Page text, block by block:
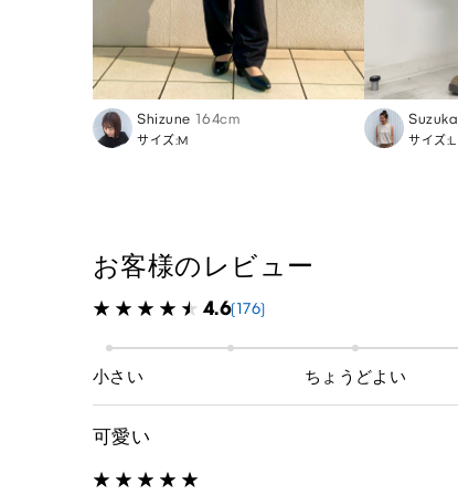
Shizune 164cm
サイズ:M
Suzuka
サイズ:L
お客様のレビュー
4.6(176)
小さい ちょうどよい
可愛い